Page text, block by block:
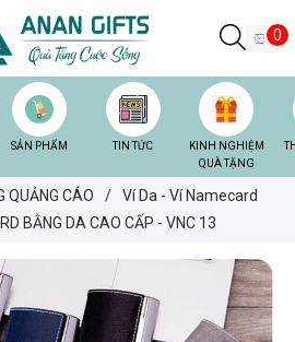
0
SẢN PHẨM TIN TỨC
KINH NGHIỆM
QUÀ TẶNG
QUẢNG CÁO /
Ví Da - Ví Namecard
BẰNG DA CAO CẤP - VNC 13